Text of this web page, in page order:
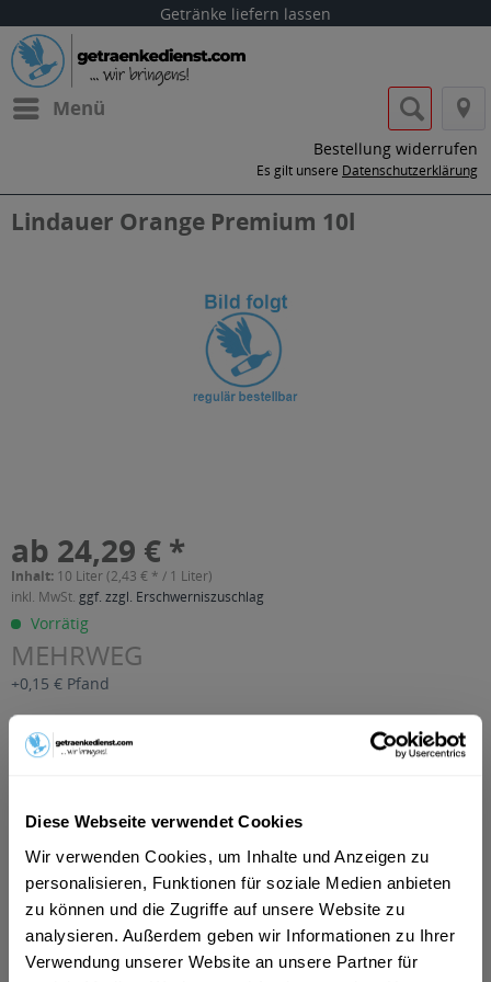
Diese Webseite verwendet Cookies
Wir verwenden Cookies, um Inhalte und Anzeigen zu
personalisieren, Funktionen für soziale Medien anbieten
zu können und die Zugriffe auf unsere Website zu
analysieren. Außerdem geben wir Informationen zu Ihrer
Verwendung unserer Website an unsere Partner für
Getränke liefern lassen
Menü
Bestellung widerrufen
Es gilt unsere Datenschutzerklärung
Lindauer Orange Premium 10l
ab 24,29 € *
Inhalt: 10 Liter (2,43 € * / 1 Liter)
inkl. MwSt. ggf. zzgl. Erschwerniszuschlag
Vorrätig
MEHRWEG
+0,15 € Pfand
In denWarenkorb
Verfügbar in:
Beschreibung
mehr
"Lindauer Orange Premium 10l"